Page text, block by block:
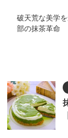
破天荒な美学
部の抹茶革命